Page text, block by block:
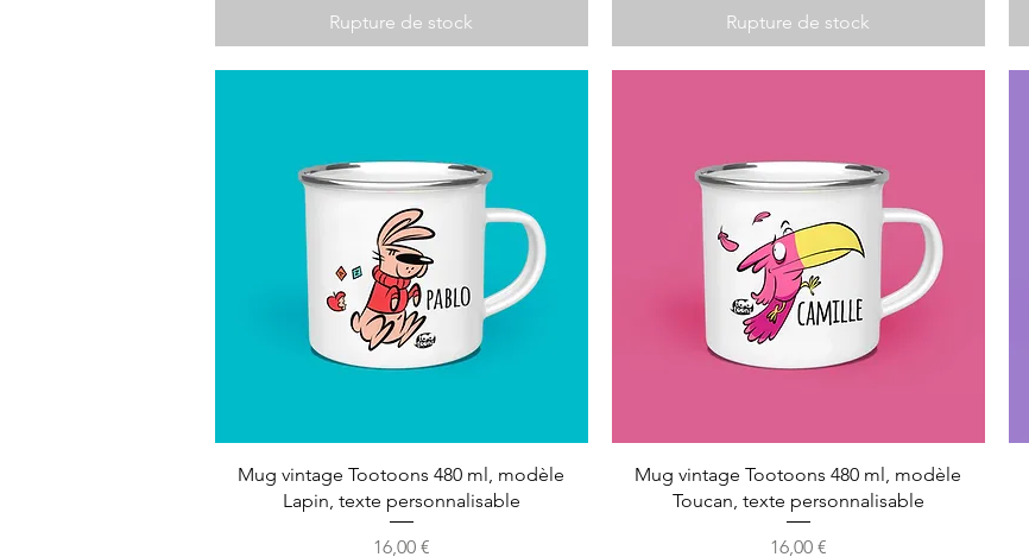
Rupture de stock Rupture de stock
Mug vintage Tootoons 480 ml, modèle
Lapin, texte personnalisable
Prix
16,00 €
Mug vintage Tootoons 480 ml, modèle
Toucan, texte personnalisable
Prix
16,00 €